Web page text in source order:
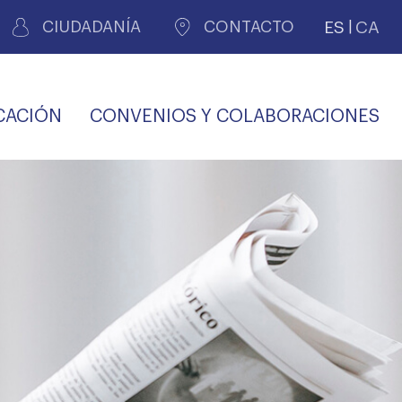
CIUDADANÍA CONTACTO ES CA
CONVENIOS Y COLABORACIONES
PERSONAL LABORAL
COMLL
SALUD Y APOYO AL
AGENCIA DE
VIDA
PROFESIONAL
OFERTAS Y
TRANSPARENCIA
TRÁMITES CONSULTA
MÉDICA